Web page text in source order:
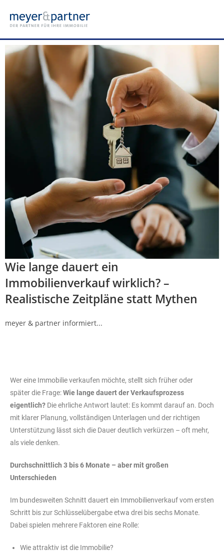
Wie lange dauert ein
Immobilienverkauf wirklich? –
Realistische Zeitpläne statt Mythen
meyer & partner informiert...
Wer eine Immobilie verkaufen möchte, stellt sich früher oder
später die Frage:Wie lange dauert der Verkaufsprozess
eigentlich? Die ehrliche Antwort lautet: Es kommt darauf an. Doch
mit klarer Planung, vollständigen Unterlagen und der richtigen
Unterstützung lässt sich die Dauer deutlich verkürzen – oft mehr,
als viele denken.
Durchschnittlich 3 bis 6 Monate – aber mit großen
Unterschieden
Im bundesweiten Schnitt dauert ein Immobilienverkauf vom ersten
Schritt bis zur Schlüsselübergabe etwa drei bis sechs Monate.
Dabei spielen mehrere Faktoren eine Rolle:
Wie attraktiv ist die Immobilie?